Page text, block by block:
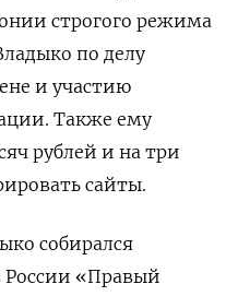
строгого режима
по делу
и участию
Также ему
рублей и на три
сайты.
собирался
России «Правый